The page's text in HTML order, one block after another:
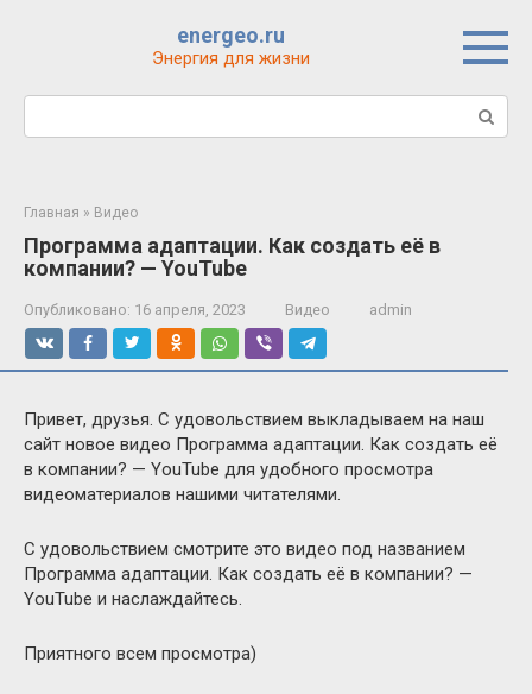
energeo.ru
Энергия для жизни
Поиск:
Главная » Видео
Программа адаптации. Как создать её в
компании? — YouTube
Опубликовано: 16 апреля, 2023 Видео admin
Привет, друзья. С удовольствием выкладываем на наш
сайт новое видео Программа адаптации. Как создать её
в компании? — YouTube для удобного просмотра
видеоматериалов нашими читателями.
С удовольствием смотрите это видео под названием
Программа адаптации. Как создать её в компании? —
YouTube и наслаждайтесь.
Приятного всем просмотра)